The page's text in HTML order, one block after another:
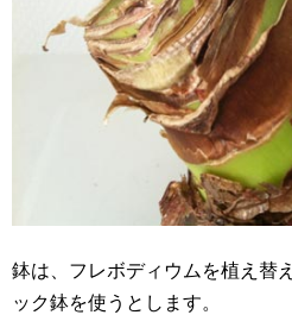
鉢は、フレボディウムを植え替
ック鉢を使うとします。